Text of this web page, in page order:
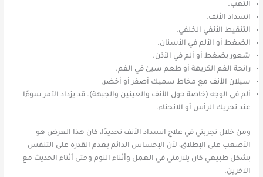
التعب.
انسداد الأنف.
التنقيط الأنفي الخلفي.
الضغط أو الألم في الأسنان.
شعور بضغط أو ألم في الأذن.
رائحة الفم الكريهة أو طعم سيئ في الفم.
سيلان الأنف مع مخاط سميك أصفر أو أخضر.
ألم في الوجه (خاصة حول الأنف والعينين والجبهة). قد يزداد الأمر سوءًا
عند تحريك الرأس أو الانحناء.
ومن خلال تجربتي في علاج انسداد الأنف تحديدًا، كان هذا العرض هو
الأصعب على الإطلاق، لأن الإحساس الدائم بعدم القدرة على التنفس
بشكل طبيعي كان يلازمني في العمل وأثناء النوم وحتى أثناء الحديث مع
الآخرين.